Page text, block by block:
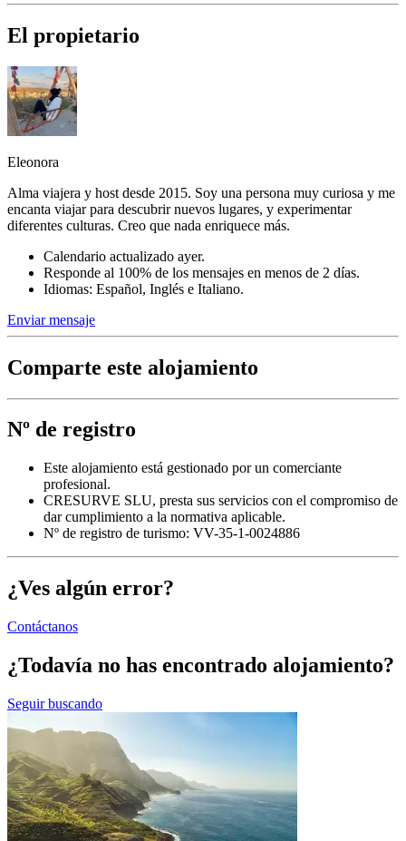
El propietario
Eleonora
Alma viajera y host desde 2015. Soy una persona muy curiosa y me
encanta viajar para descubrir nuevos lugares, y experimentar
diferentes culturas. Creo que nada enriquece más.
Calendario actualizado ayer.
Responde al 100% de los mensajes en menos de 2 días.
Idiomas: Español, Inglés e Italiano.
Enviar mensaje
Comparte este alojamiento
Nº de registro
Este alojamiento está gestionado por un comerciante
profesional.
CRESURVE SLU, presta sus servicios con el compromiso de
dar cumplimiento a la normativa aplicable.
Nº de registro de turismo: VV-35-1-0024886
¿Ves algún error?
Contáctanos
¿Todavía no has encontrado alojamiento?
Seguir buscando